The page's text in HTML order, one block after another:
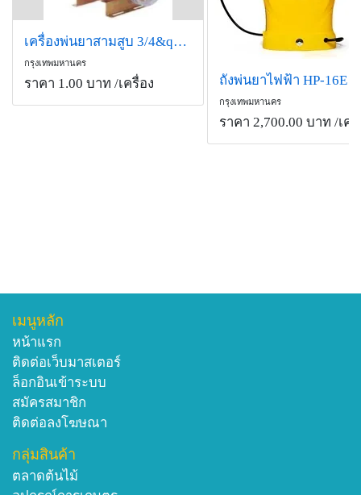
เครื่องพ่นยาสามสูบ 3/4&quot; ออโต และธรรมดา
กรุงเทพมหานคร
ราคา 1.00 บาท /เครื่อง ถังพ่นยาไฟฟ้า HP-16E
กรุงเทพมหานคร
ราคา 2,700.00 บาท /เค
เมนูหลัก
หน้าแรก
ติดต่อเว็บมาสเตอร์
ล็อกอินเข้าระบบ
สมัครสมาชิก
ติดต่อลงโฆษณา
กลุ่มสินค้า
ตลาดต้นไม้